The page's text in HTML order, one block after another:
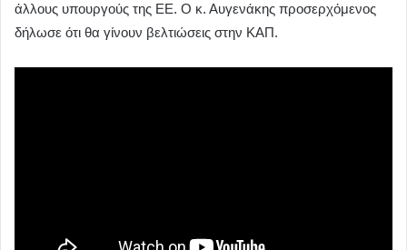
άλλους υπουργούς της ΕΕ. Ο κ. Αυγενάκης προσερχόμενος
δήλωσε ότι θα γίνουν βελτιώσεις στην ΚΑΠ.